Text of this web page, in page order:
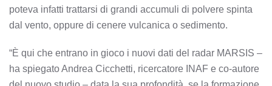
poteva infatti trattarsi di grandi accumuli di polvere spinta
dal vento, oppure di cenere vulcanica o sedimento.
“È qui che entrano in gioco i nuovi dati del radar MARSIS –
ha spiegato Andrea Cicchetti, ricercatore INAF e co-autore